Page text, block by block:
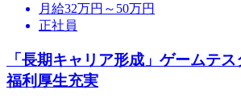
月給32万円～50万円
正社員
「長期キャリア形成」ゲームテ
福利厚生充実